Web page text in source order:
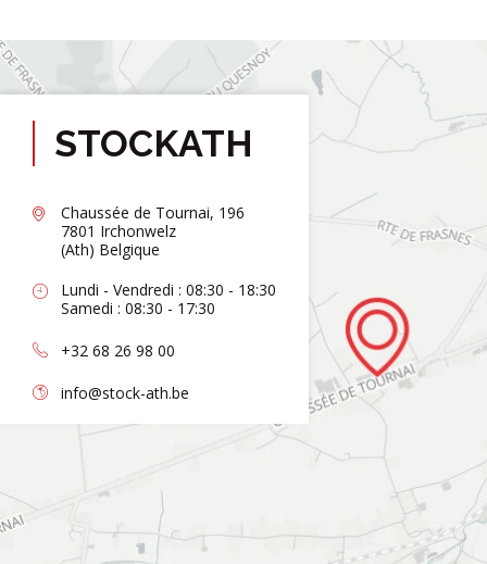
STOCKATH
Chaussée de Tournai, 196
7801 Irchonwelz
(Ath) Belgique
Lundi - Vendredi : 08:30 - 18:30
Samedi : 08:30 - 17:30
+32 68 26 98 00
info@stock-ath.be